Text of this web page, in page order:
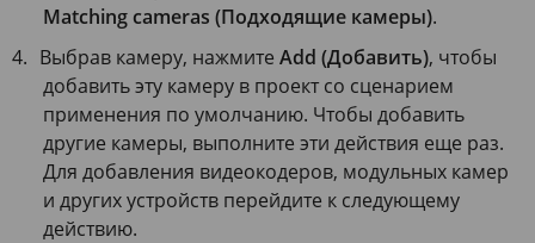
Matching cameras (Подходящие камеры).
Выбрав камеру, нажмитеAdd (Добавить), чтобы
добавить эту камеру в проект со сценарием
применения по умолчанию. Чтобы добавить
другие камеры, выполните эти действия еще раз.
Для добавления видеокодеров, модульных камер
и других устройств перейдите к следующему
действию.